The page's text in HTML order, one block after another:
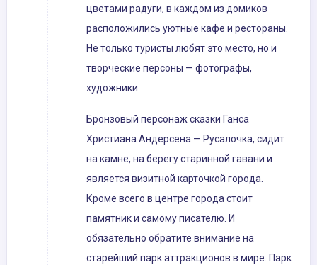
цветами радуги, в каждом из домиков
расположились уютные кафе и рестораны.
Не только туристы любят это место, но и
творческие персоны — фотографы,
художники.
Бронзовый персонаж сказки Ганса
Христиана Андерсена — Русалочка, сидит
на камне, на берегу старинной гавани и
является визитной карточкой города.
Кроме всего в центре города стоит
памятник и самому писателю. И
обязательно обратите внимание на
старейший парк аттракционов в мире. Парк